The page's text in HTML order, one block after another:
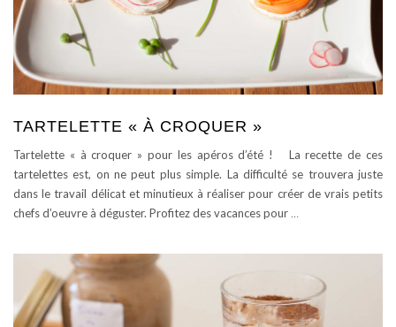
TARTELETTE « À CROQUER »
Tartelette « à croquer » pour les apéros d’été ! La recette de ces
tartelettes est, on ne peut plus simple. La difficulté se trouvera juste
dans le travail délicat et minutieux à réaliser pour créer de vrais petits
chefs d’oeuvre à déguster. Profitez des vacances pour …